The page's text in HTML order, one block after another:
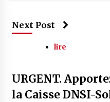
Next Post
lire
URGENT.
la Caisse DNSI-